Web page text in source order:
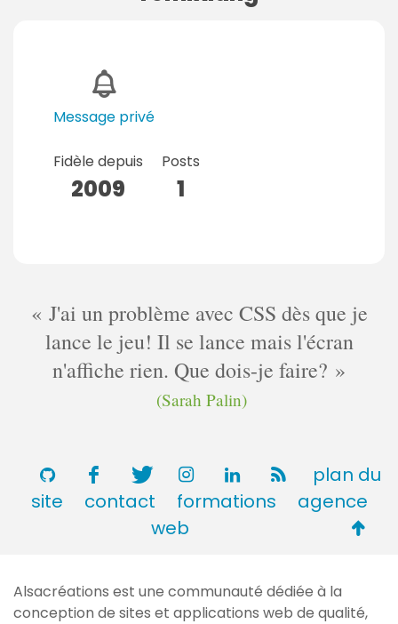
Message privé
Fidèle depuis
2009
Posts
1
J'ai un problème avec CSS dès que je
lance le jeu! Il se lance mais l'écran
n'affiche rien. Que dois-je faire?
(Sarah Palin)
plan du
site
contact formations
agence
web
de
Alsacréations est une communauté dédiée à la
conception de sites et applications web de qualité,